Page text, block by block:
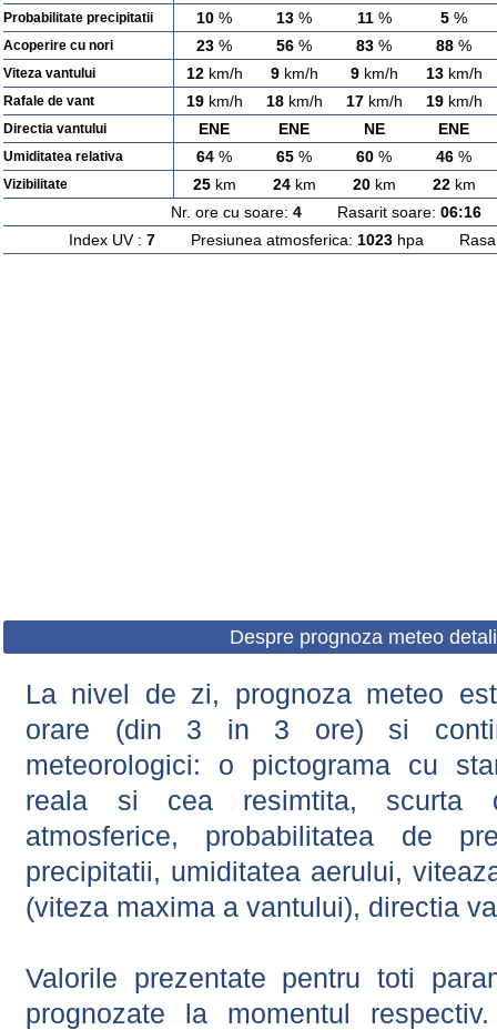
Probabilitate precipitatii 10 % 13 % 11% 5 %
Acoperire cu nori 23 % 56 % 83 % 88 %
Viteza vantului 12km/h 9km/h 9km/h 13km/h
Rafale de vant 19km/h 18km/h 17km/h 19km/h
Directia vantului ENE ENE NE ENE
Umiditatea relativa 64 % 65 % 60 % 46 %
Vizibilitate 25km 24km 20km 22km
Nr. ore cu soare: 4Rasarit soare: 06:16
Index UV : 7Presiunea atmosferica: 1023hpa
Despre prognoza meteo
La nivel de zi, prognoza meteo
orare (din 3 in 3 ore) si
meteorologici: o pictograma cu
reala si cea resimtita, scurta
atmosferice, probabilitatea de
precipitatii, umiditatea aerului,
(viteza maxima a vantului), directia
Valorile prezentate pentru toti
prognozate la momentul